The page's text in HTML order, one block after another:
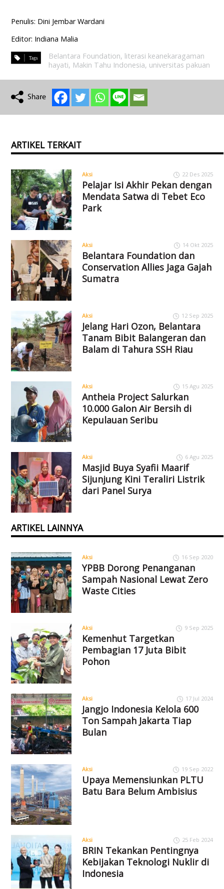
Penulis: Dini Jembar Wardani
Editor: Indiana Malia
Belantara Foundation, literasi keanekaragaman
hayati, Makin Tahu Indonesia, universitas pakuan
ARTIKEL TERKAIT
Aksi 22 Des 2025
Pelajar Isi Akhir Pekan dengan
Mendata Satwa di Tebet Eco
Park
Aksi 14 Okt 2025
Belantara Foundation dan
Conservation Allies Jaga Gajah
Sumatra
Aksi 12 Sep 2025
Jelang Hari Ozon, Belantara
Tanam Bibit Balangeran dan
Balam di Tahura SSH Riau
Aksi 15 Agu 2025
Antheia Project Salurkan
10.000 Galon Air Bersih di
Kepulauan Seribu
Aksi 6 Agu 2025
Masjid Buya Syafii Maarif
Sijunjung Kini Teraliri Listrik
dari Panel Surya
ARTIKEL LAINNYA
Aksi 16 Sep 2020
YPBB Dorong Penanganan
Sampah Nasional Lewat Zero
Waste Cities
Aksi 9 Sep 2025
Kemenhut Targetkan
Pembagian 17 Juta Bibit
Pohon
Aksi 17 Jul 2024
Jangjo Indonesia Kelola 600
Ton Sampah Jakarta Tiap
Bulan
Aksi 19 Sep 2022
Upaya Memensiunkan PLTU
Batu Bara Belum Ambisius
Aksi 25 Feb 2024
BRIN Tekankan Pentingnya
Kebijakan Teknologi Nuklir di
Indonesia